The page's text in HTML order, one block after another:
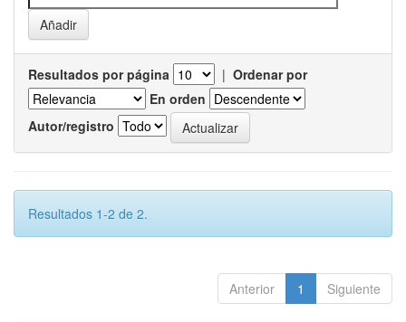
Resultados por página | Ordenar por
En orden
Autor/registro
Resultados 1-2 de 2.
Anterior 1 Siguiente